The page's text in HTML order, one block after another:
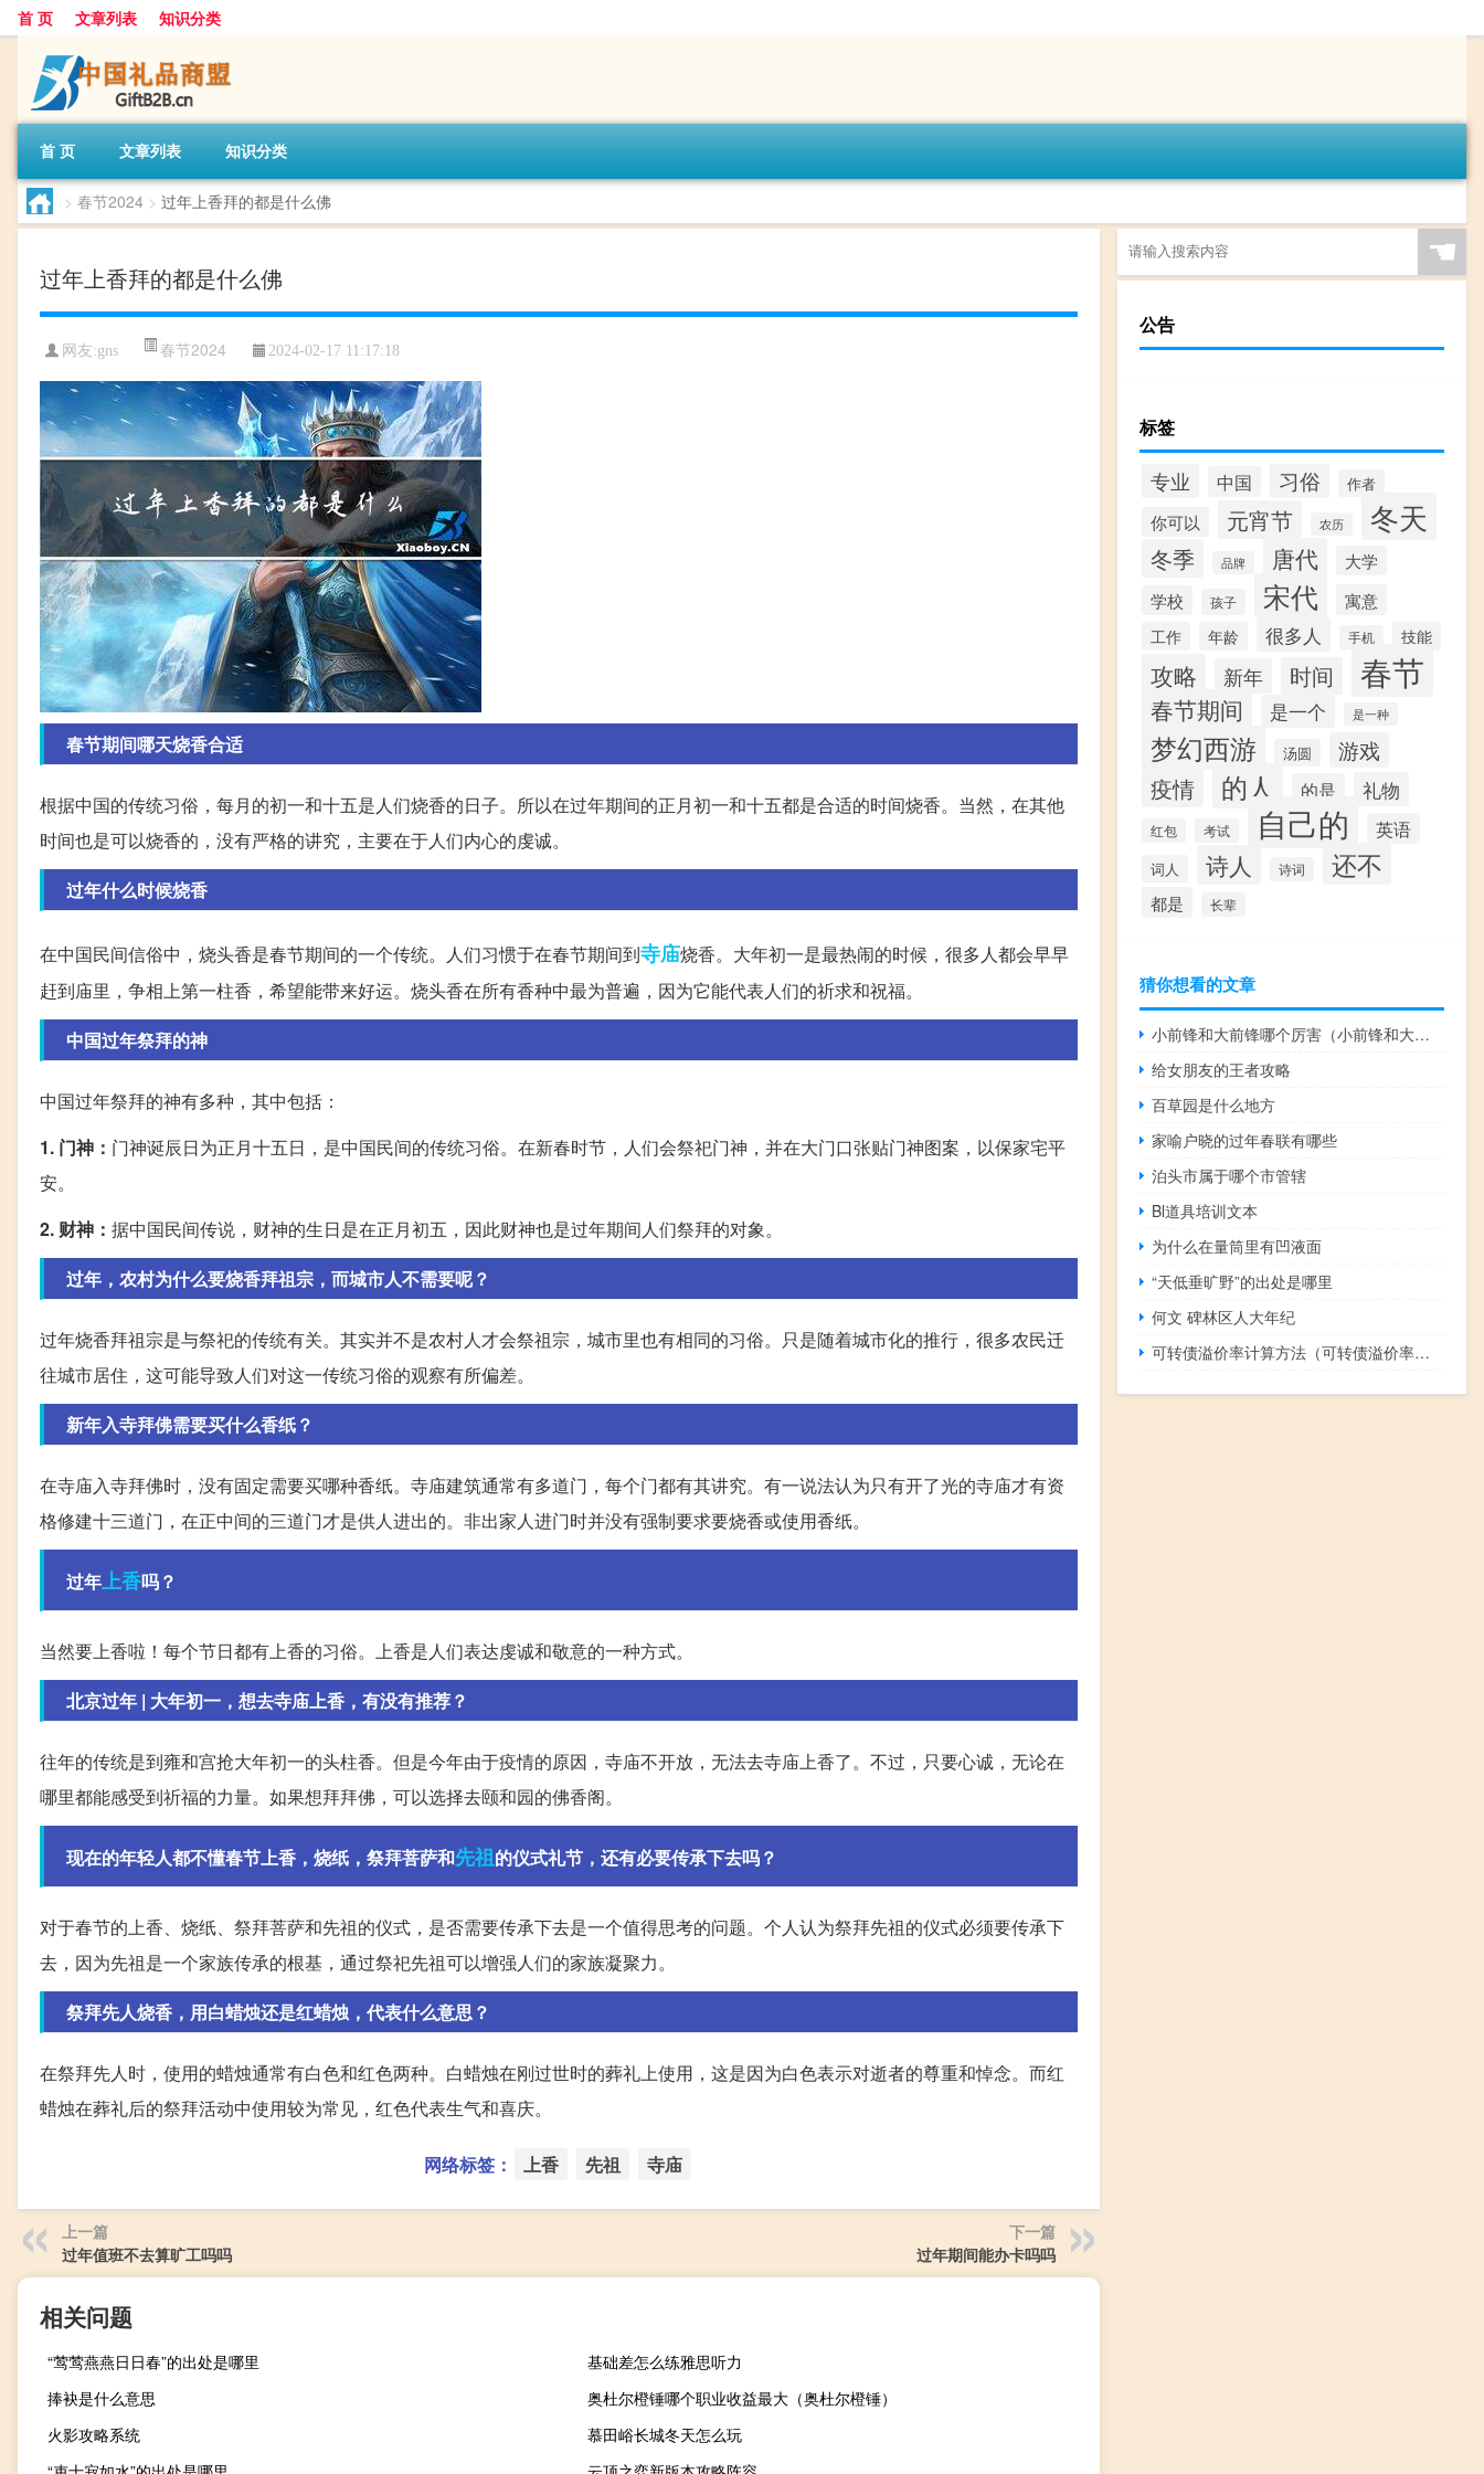
首 页 文章列表 知识分类
首 页 文章列表 知识分类
> 春节2024 > 过年上香拜的都是什么佛
过年上香拜的都是什么佛
网友:gns 春节2024 2024-02-17 11:17:18
春节期间哪天烧香合适
根据中国的传统习俗，每月的初一和十五是人们烧香的日子。所以在过年期间的正月初一和十五都是合适的时间烧香。当然，在其他
时间也是可以烧香的，没有严格的讲究，主要在于人们内心的虔诚。
过年什么时候烧香
在中国民间信俗中，烧头香是春节期间的一个传统。人们习惯于在春节期间到寺庙烧香。大年初一是最热闹的时候，很多人都会早早
赶到庙里，争相上第一柱香，希望能带来好运。烧头香在所有香种中最为普遍，因为它能代表人们的祈求和祝福。
中国过年祭拜的神
中国过年祭拜的神有多种，其中包括：
1. 门神： 门神诞辰日为正月十五日，是中国民间的传统习俗。在新春时节，人们会祭祀门神，并在大门口张贴门神图案，以保家宅平
安。
2. 财神： 据中国民间传说，财神的生日是在正月初五，因此财神也是过年期间人们祭拜的对象。
过年，农村为什么要烧香拜祖宗，而城市人不需要呢？
过年烧香拜祖宗是与祭祀的传统有关。其实并不是农村人才会祭祖宗，城市里也有相同的习俗。只是随着城市化的推行，很多农民迁
往城市居住，这可能导致人们对这一传统习俗的观察有所偏差。
新年入寺拜佛需要买什么香纸？
在寺庙入寺拜佛时，没有固定需要买哪种香纸。寺庙建筑通常有多道门，每个门都有其讲究。有一说法认为只有开了光的寺庙才有资
格修建十三道门，在正中间的三道门才是供人进出的。非出家人进门时并没有强制要求要烧香或使用香纸。
过年上香吗？
当然要上香啦！每个节日都有上香的习俗。上香是人们表达虔诚和敬意的一种方式。
北京过年 | 大年初一，想去寺庙上香，有没有推荐？
往年的传统是到雍和宫抢大年初一的头柱香。但是今年由于疫情的原因，寺庙不开放，无法去寺庙上香了。不过，只要心诚，无论在
哪里都能感受到祈福的力量。如果想拜拜佛，可以选择去颐和园的佛香阁。
现在的年轻人都不懂春节上香，烧纸，祭拜菩萨和先祖的仪式礼节，还有必要传承下去吗？
对于春节的上香、烧纸、祭拜菩萨和先祖的仪式，是否需要传承下去是一个值得思考的问题。个人认为祭拜先祖的仪式必须要传承下
去，因为先祖是一个家族传承的根基，通过祭祀先祖可以增强人们的家族凝聚力。
祭拜先人烧香，用白蜡烛还是红蜡烛，代表什么意思？
在祭拜先人时，使用的蜡烛通常有白色和红色两种。白蜡烛在刚过世时的葬礼上使用，这是因为白色表示对逝者的尊重和悼念。而红
蜡烛在葬礼后的祭拜活动中使用较为常见，红色代表生气和喜庆。
网络标签： 上香 先祖 寺庙
上一篇
过年值班不去算旷工吗吗
下一篇
过年期间能办卡吗吗
相关问题
“莺莺燕燕日日春”的出处是哪里
基础差怎么练雅思听力
捧袂是什么意思
奥杜尔橙锤哪个职业收益最大（奥杜尔橙锤）
火影攻略系统
慕田峪长城冬天怎么玩
☚
公告
标签
专业 中国 习俗 作者
你可以 元宵节 农历 冬天
冬季 品牌 唐代
大学
学校
孩子 宋代 寓意
工作 年龄 很多人 手机 技能
攻略 新年 时间 春节
春节期间 是一个 是一种
梦幻西游 汤圆 游戏
疫情 的人 的是 礼物
红包 考试 自己的 英语
词人 诗人 诗词 还不
都是 长辈
猜你想看的文章
小前锋和大前锋哪个厉害（小前锋和大前锋的区别）
给女朋友的王者攻略
百草园是什么地方
家喻户晓的过年春联有哪些
泊头市属于哪个市管辖
Bl道具培训文本
为什么在量筒里有凹液面
“天低垂旷野”的出处是哪里
何文 碑林区人大年纪
可转债溢价率计算方法（可转债溢价率计算公式）